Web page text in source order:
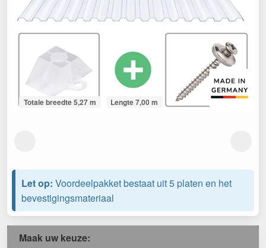
Totale breedte 5,27 m Lengte 7,00 m
Let op: Voordeelpakket bestaat uit 5 platen en het
bevestigingsmateriaal
Maak uw keuze: